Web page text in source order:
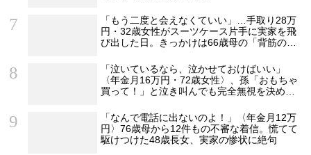
「もう二度と会えなくていい」…手取り28万
円・32歳女性がスーツケース片手に実家を飛
び出した日。きっかけは66歳母の「背筋の凍
「泣いているなら、泣かせておけばいい」
〈年金月16万円・72歳女性〉、孫「おもちゃ
買って！」と泣き叫んでも完全無視を決め込
「なんで電話に出ないのよ！」〈年金月12万
円〉76歳母から12件もの不審な着信。慌てて
駆けつけた48歳長女、実家の惨状に絶句